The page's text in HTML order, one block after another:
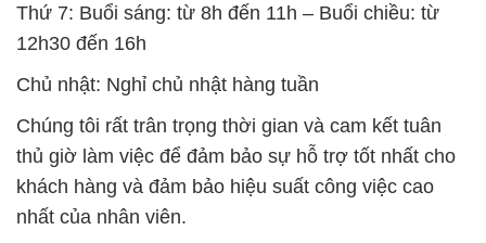
Thứ 7: Buổi sáng: từ 8h đến 11h – Buổi chiều: từ
12h30 đến 16h
Chủ nhật: Nghỉ chủ nhật hàng tuần
Chúng tôi rất trân trọng thời gian và cam kết tuân
thủ giờ làm việc để đảm bảo sự hỗ trợ tốt nhất cho
khách hàng và đảm bảo hiệu suất công việc cao
nhất của nhân viên.